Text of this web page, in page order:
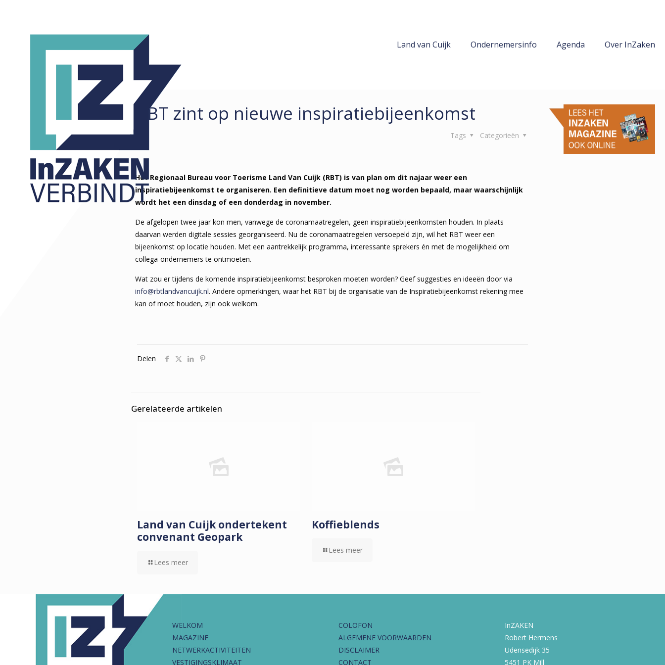
Land van Cuijk Ondernemersinfo Agenda Over InZaken
RBT zint op nieuwe inspiratiebijeenkomst
Categorieën
Tags
Het Regionaal Bureau voor Toerisme Land Van Cuijk (RBT) is van plan om dit najaar weer een
inspiratiebijeenkomst te organiseren. Een definitieve datum moet nog worden bepaald, maar waarschijnlijk
wordt het een dinsdag of een donderdag in november.
De afgelopen twee jaar kon men, vanwege de coronamaatregelen, geen inspiratiebijeenkomsten houden. In plaats
daarvan werden digitale sessies georganiseerd. Nu de coronamaatregelen versoepeld zijn, wil het RBT weer een
bijeenkomst op locatie houden. Met een aantrekkelijk programma, interessante sprekers én met de mogelijkheid om
collega-ondernemers te ontmoeten.
Wat zou er tijdens de komende inspiratiebijeenkomst besproken moeten worden? Geef suggesties en ideeën door via
info@rbtlandvancuijk.nl. Andere opmerkingen, waar het RBT bij de organisatie van de Inspiratiebijeenkomst rekening mee
kan of moet houden, zijn ook welkom.
Delen
Gerelateerde artikelen
Land van Cuijk ondertekent
convenant Geopark
Lees meer
Koffieblends
Lees meer
ARTIKELEN
COLUMNS
KORTE ZAKEN
WELKOM
MAGAZINE
NETWERKACTIVITEITEN
VESTIGINGSKLIMAAT
COLOFON
ALGEMENE VOORWAARDEN
DISCLAIMER
CONTACT
InZAKEN
Robert Hermens
Udensedijk 35
5451 PK Mill